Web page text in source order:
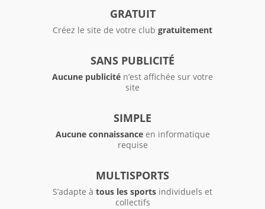
GRATUIT
Créez le site de votre club gratuitement
SANS PUBLICITÉ
Aucune publicité n’est affichée sur votre
site
SIMPLE
Aucune connaissanceen informatique
requise
MULTISPORTS
S’adapte à tous les sports individuels et
collectifs